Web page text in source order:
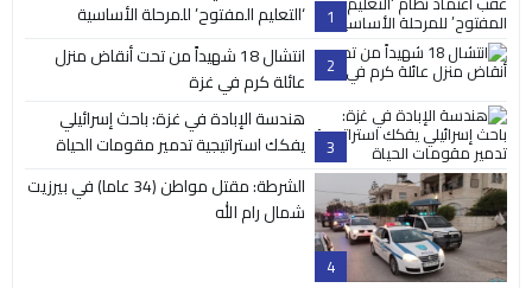
1
‘التعليم المفتوح’ للمرحلة الأساسية
2
انتشال 18 شهيداً من تحت أنقاض منزل
عائلة كرم في غزة
3
هندسة الإبادة في غزة: باحث إسرائيلي
يفكك استراتيجية تدمير مقومات الحياة
4
الشرطة: مقتل مواطن (34 عاما) في بيرزيت
شمال رام الله